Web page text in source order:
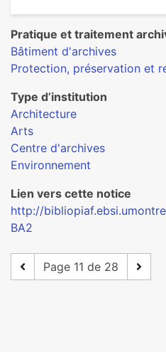
Pratique et traitement
Bâtiment d'archives
Protection, préservation et
Type d’institution
Architecture
Arts
Centre d'archives
Environnement
Lien vers cette notice
http://
BA2
Page 11 de 28